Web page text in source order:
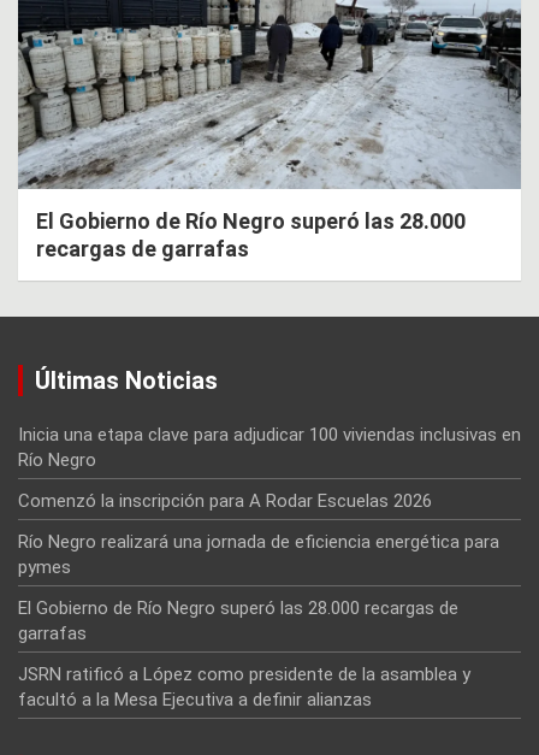
El Gobierno de Río Negro superó las 28.000
recargas de garrafas
Últimas Noticias
Inicia una etapa clave para adjudicar 100 viviendas inclusivas en
Río Negro
Comenzó la inscripción para A Rodar Escuelas 2026
Río Negro realizará una jornada de eficiencia energética para
pymes
El Gobierno de Río Negro superó las 28.000 recargas de
garrafas
JSRN ratificó a López como presidente de la asamblea y
facultó a la Mesa Ejecutiva a definir alianzas